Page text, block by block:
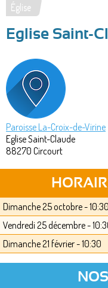
Vous
êtes
ici
Église
Eglise Saint-
Paroisse La-Croix-de-Virine
Eglise Saint-Claude
88270 Circourt
Dimanche 25 octobre - 10:30
Vendredi 25 décembre -
Dimanche 21 février - 10:30